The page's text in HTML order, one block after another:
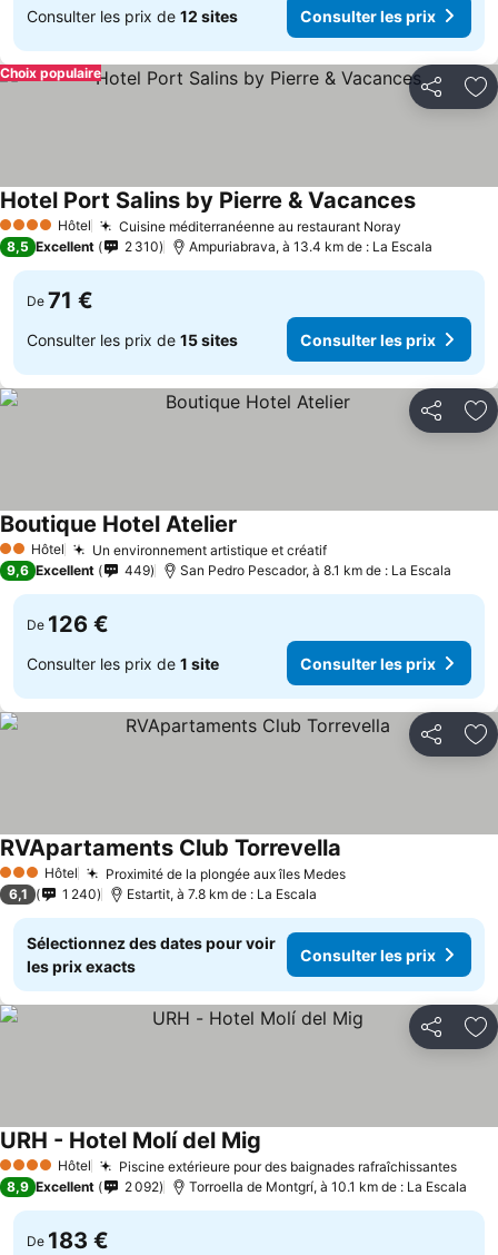
Consulter les prix de 12 sites Consulter les prix
Partager
Choix populaire
4 Étoiles Hôtel Cuisine méditerranéenne au restaurant Noray
Hotel Port Salins by Pierre & Vacances
8,5 Excellent 2 310 Ampuriabrava, à 13.4 km de : La Escala
De 71 €
Consulter les prix de 15 sites Consulter les prix
Partager
2 Étoiles
Hôtel Un environnement artistique et créatifConsulter les prix
Boutique Hotel Atelier
9,6 Excellent 449 San Pedro Pescador, à 8.1 km de : La Escala
De 126 €
Consulter les prix de 1 site Consulter les prix
Partager
3 ÉtoilesHôtel Proximité de la plongée aux îles MedesConsulter les prix
RVApartaments Club Torrevella
6,1 1 240 Estartit, à 7.8 km de : La Escala
Sélectionnez des dates pour voir
les prix exacts
Consulter les prix
Partager
4 Étoiles Hôtel Piscine extérieure pour des baignades rafraîchissantes
URH - Hotel Molí del Mig
8,9 Excellent 2 092 Torroella de Montgrí, à 10.1 km de : La Escala
De 183 €